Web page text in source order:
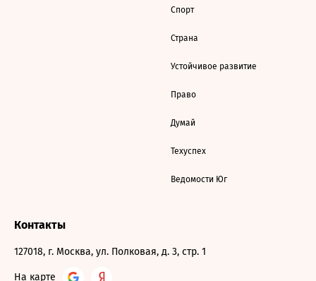
Спорт
Страна
Устойчивое развитие
Право
Думай
Техуспех
Ведомости Юг
Контакты
127018, г. Москва, ул. Полковая, д. 3, стр. 1
На карте